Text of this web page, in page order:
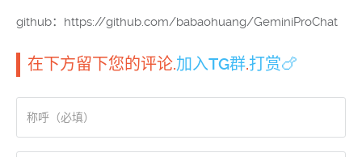
github：https://github.com/babaohuang/GeminiProChat
在下方留下您的评论.加入TG群.打赏🍗